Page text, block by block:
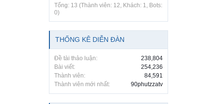
Tổng: 13 (Thành viên: 12, Khách: 1, Bots:
0)
THỐNG KÊ DIỄN ĐÀN
Đề tài thảo luận:
238,804
Bài viết:
254,236
Thành viên:
84,591
Thành viên mới nhất:
90phutzzatv